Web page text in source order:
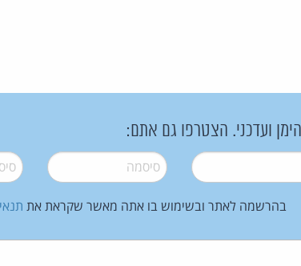
ועדכני. הצטרפו גם אתם:
סיסמה*
בהרשמה לאתר ובשימוש בו אתה מאשר שקראת את